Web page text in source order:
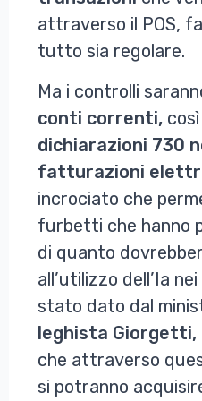
attraverso il POS,
tutto sia regolare.
Ma i controlli
conti correnti,
dichiarazioni 730
fatturazioni
incrociato che
furbetti che hanno
di quanto
all’utilizzo dell’Ia
stato dato dal
leghista Giorgetti,
che attraverso
si potranno